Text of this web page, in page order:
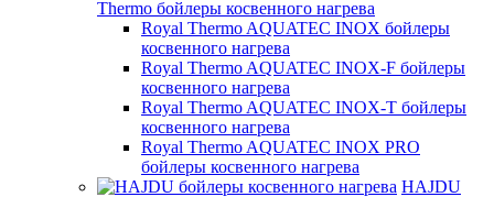
Thermo бойлеры косвенного нагрева
Royal Thermo AQUATEC INOX бойлеры
косвенного нагрева
Royal Thermo AQUATEC INOX-F бойлеры
косвенного нагрева
Royal Thermo AQUATEC INOX-T бойлеры
косвенного нагрева
Royal Thermo AQUATEC INOX PRO
бойлеры косвенного нагрева
HAJDU